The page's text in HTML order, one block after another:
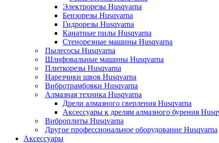
Электрорезы Husqvarna
Бензорезы Husqvarna
Гидрорезы Husqvarna
Канатные пилы Husqvarna
Стенорезные машины Husqvarna
Пылесосы Husqvarna
Шлифовальные машины Husqvarna
Плиткорезы Husqvarna
Нарезчики швов Husqvarna
Вибротрамбовки Husqvarna
Алмазная техника Husqvarna
Дрели алмазного сверления Husqvarna
Аксессуары к дрелям алмазного бурения
Виброплиты Husqvarna
Другое профессиональное оборудование Husqvarna
Аксессуары